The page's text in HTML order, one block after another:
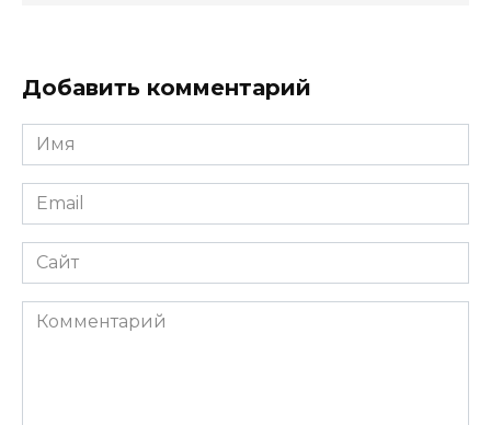
Добавить комментарий
Имя
*
Email
*
Сайт
Комментарий